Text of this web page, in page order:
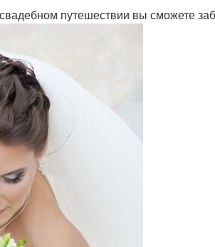
путешествии вы сможете